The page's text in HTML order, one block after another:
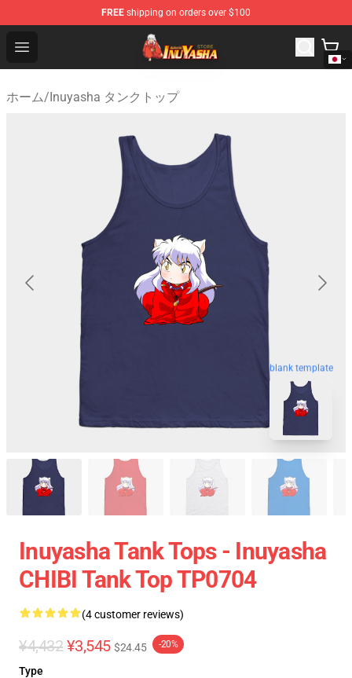
FREE shipping on orders over $100
Open menu
Inuyasha Store - Official Inuyasha Merchandise Shop
ホーム/Inuyasha タンクトップ
blank template
Inuyasha Tank Tops - Inuyasha
CHIBI Tank Top TP0704
(4 customer reviews)
¥4,432 ¥3,545 $24.45 -20%
Type